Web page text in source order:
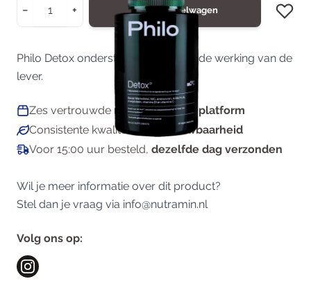
Philo Detox ondersteunt de reinigende werking van de
lever.
− + In Winkelwagen
Zes vertrouwde merken,op één platform
Consistente kwaliteit en
betrouwbaarheid
Voor 15:00 uur besteld, dezelfde dag verzonden
Volg ons op:
Wil je meer informatie over dit product?
Stel dan je vraag via info@nutramin.nl